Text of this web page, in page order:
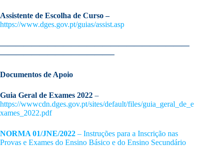
Assistente de Escolha de Curso –
https://www.dges.gov.pt/guias/assist.asp
————————————————————————
——————————————–
Documentos de Apoio
Guia Geral de Exames 2022 –
https://wwwcdn.dges.gov.pt/sites/default/files/guia_geral_de_e
xames_2022.pdf
NORMA 01/JNE/2022 – Instruções para a Inscrição nas
Provas e Exames do Ensino Básico e do Ensino Secundário